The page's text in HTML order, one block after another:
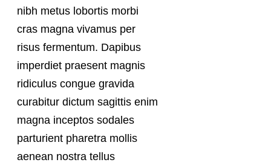
nibh metus lobortis morbi
cras magna vivamus per
risus fermentum. Dapibus
imperdiet praesent magnis
ridiculus congue gravida
curabitur dictum sagittis enim
magna inceptos sodales
parturient pharetra mollis
aenean nostra tellus